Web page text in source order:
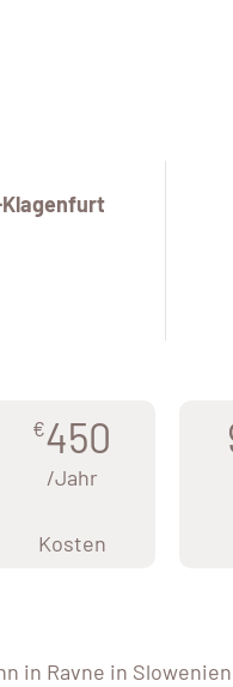
Klagenfurt
€450
/Jahr
Kosten
in Ravne in